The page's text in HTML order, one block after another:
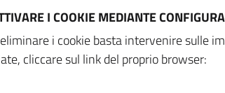
I COOKIE MEDIANTE
i cookie basta intervenire sulle
cliccare sul link del proprio browser: